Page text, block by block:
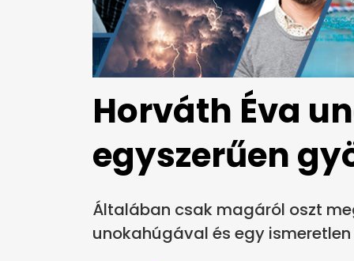
Horváth Éva
egyszerűen
Általában csak magáról oszt
unokahúgával és egy